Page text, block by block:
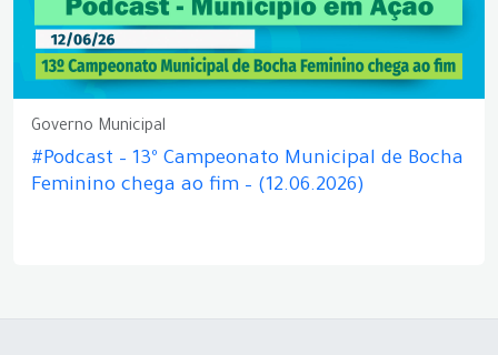
Governo Municipal
#Podcast – 13º Campeonato Municipal de Bocha
Feminino chega ao fim – (12.06.2026)